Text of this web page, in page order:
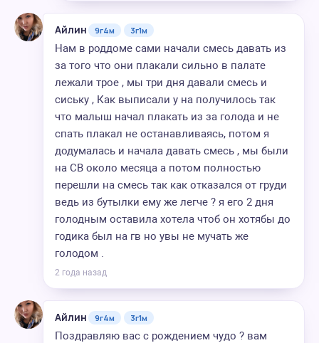
Айлин 9г4м 3г1м
Нам в роддоме сами начали смесь давать из
за того что они плакали сильно в палате
лежали трое , мы три дня давали смесь и
сиську , Как выписали у на получилось так
что малыш начал плакать из за голода и не
спать плакал не останавливаясь, потом я
додумалась и начала давать смесь , мы были
на СВ около месяца а потом полностью
перешли на смесь так как отказался от груди
ведь из бутылки ему же легче ? я его 2 дня
голодным оставила хотела чтоб он хотябы до
годика был на гв но увы не мучать же
голодом .
2 года назад
Айлин 9г4м 3г1м
Поздравляю вас с рождением чудо ? вам